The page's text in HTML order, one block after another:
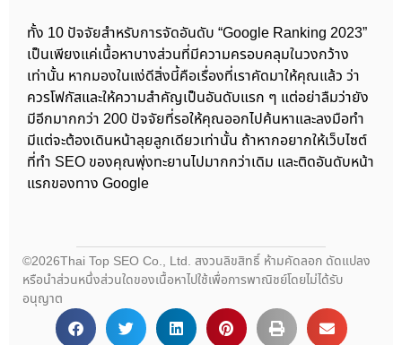
ทั้ง 10 ปัจจัยสำหรับการจัดอันดับ “Google Ranking 2023”
เป็นเพียงแค่เนื้อหาบางส่วนที่มีความครอบคลุมในวงกว้าง
เท่านั้น หากมองในแง่ดีสิ่งนี้คือเรื่องที่เราคัดมาให้คุณแล้ว ว่า
ควรโฟกัสและให้ความสำคัญเป็นอันดับแรก ๆ แต่อย่าลืมว่ายัง
มีอีกมากกว่า 200 ปัจจัยที่รอให้คุณออกไปค้นหาและลงมือทำ
มีแต่จะต้องเดินหน้าลุยลูกเดียวเท่านั้น ถ้าหากอยากให้เว็บไซต์
ที่ทำ SEO ของคุณพุ่งทะยานไปมากกว่าเดิม และติดอันดับหน้า
แรกของทาง Google
©2026Thai Top SEO Co., Ltd. สงวนลิขสิทธิ์ ห้ามคัดลอก ดัดแปลง
หรือนำส่วนหนึ่งส่วนใดของเนื้อหาไปใช้เพื่อการพาณิชย์โดยไม่ได้รับ
อนุญาต